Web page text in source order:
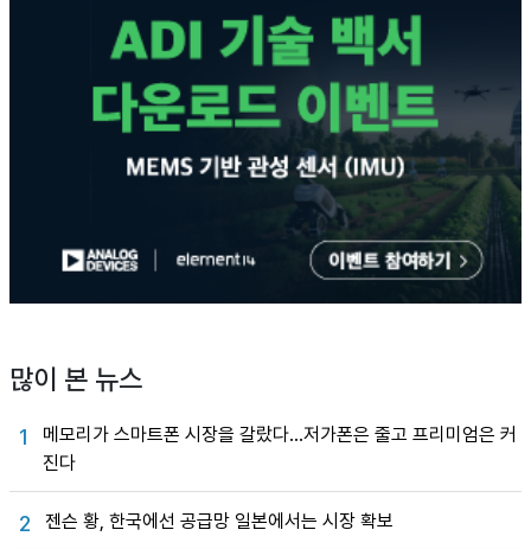
많이 본 뉴스
1
메모리가 스마트폰 시장을 갈랐다…저가폰은 줄고 프리미엄은 커
진다
2 젠슨 황, 한국에선 공급망 일본에서는 시장 확보